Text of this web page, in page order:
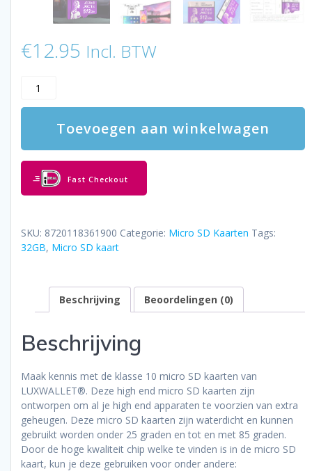
€12.95 Incl. BTW
LUXWALLET®
U1
GB
Micro
SD
Kaart
TF
Klasse
Endurance
Gegevensoverdracht
Paars
aantal
Toevoegen aan winkelwagen
Fast Checkout
SKU: 8720118361900 Categorie: Micro SD Kaarten Tags:
32GB, Micro SD kaart
Beschrijving Beoordelingen (0)
Beschrijving
Maak kennis met de klasse 10 micro SD kaarten van
LUXWALLET®. Deze high end micro SD kaarten zijn
ontworpen om al je high end apparaten te voorzien van extra
geheugen. Deze micro SD kaarten zijn waterdicht en kunnen
gebruikt worden onder 25 graden en tot en met 85 graden.
Door de hoge kwaliteit chip welke te vinden is in de micro SD
kaart, kun je deze gebruiken voor onder andere: